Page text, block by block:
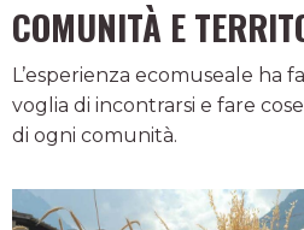
COMUNITÀ E
L’esperienza ecomuseale ha
voglia di incontrarsi e fare
di ogni comunità.